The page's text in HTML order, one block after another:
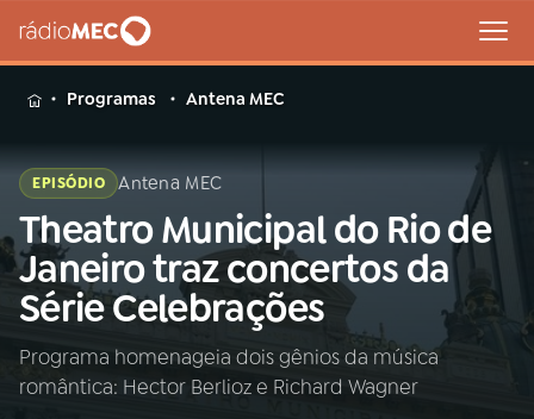
MENU
Buscar
na
Rádio
MEC
Buscar
Início AO VIVO
Programas Antena MEC
EPISÓDIO Antena MEC
Theatro Municipal do Rio de
Janeiro traz concertos da
Série Celebrações
Programa homenageia dois gênios da música
romântica: Hector Berlioz e Richard Wagner